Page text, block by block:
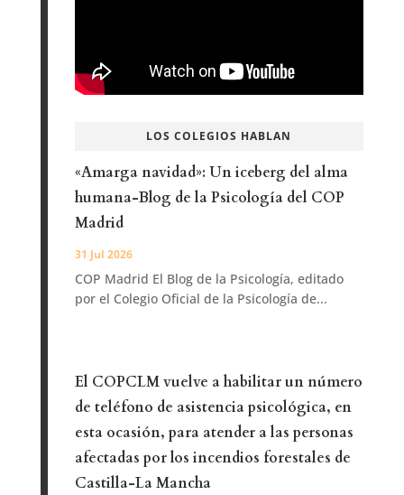
LOS COLEGIOS HABLAN
«Amarga navidad»: Un iceberg del alma
humana-Blog de la Psicología del COP
Madrid
31 Jul 2026
COP Madrid El Blog de la Psicología, editado
por el Colegio Oficial de la Psicología de...
El COPCLM vuelve a habilitar un número
de teléfono de asistencia psicológica, en
esta ocasión, para atender a las personas
afectadas por los incendios forestales de
Castilla-La Mancha